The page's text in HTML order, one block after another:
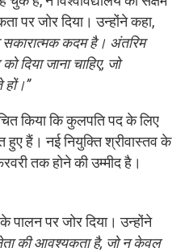
पर जोर दिया। उन्होंने कहा,
कदम है। अंतरिम
दिया जाना चाहिए, जो
हों।”
किया कि कुलपति पद के लिए
हुए हैं। नई नियुक्ति श्रीवास्तव के
तक होने की उम्मीद है।
पालन पर जोर दिया। उन्होंने
की आवश्यकता है, जो न केवल